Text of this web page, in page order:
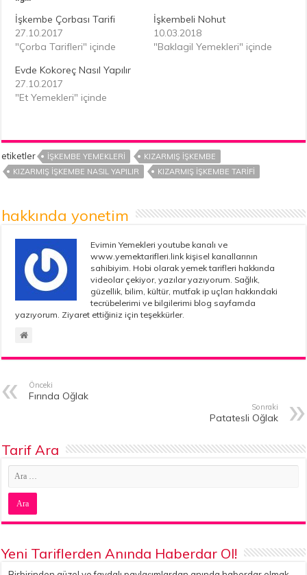
İşkembe Çorbası Tarifi
27.10.2017
"Çorba Tarifleri" içinde
İşkembeli Nohut
10.03.2018
"Baklagil Yemekleri" içinde
Evde Kokoreç Nasıl Yapılır
27.10.2017
"Et Yemekleri" içinde
etiketler IŞKEMBE YEMEKLERI
KIZARMIŞ İŞKEMBE
KIZARMIŞ İŞKEMBE NASIL YAPILIR
KIZARMIŞ İŞKEMBE TARIFI
hakkında yonetim
Evimin Yemekleri youtube kanalı ve
www.yemektarifleri.link kişisel kanallarının
sahibiyim. Hobi olarak yemek tarifleri hakkında
videolar çekiyor, yazılar yazıyorum. Sağlık,
güzellik, bilim, kültür, mutfak ip uçları hakkındaki
tecrübelerimi ve bilgilerimi blog sayfamda
yazıyorum. Ziyaret ettiğiniz için teşekkürler.
Önceki
Fırında Oğlak
Sonraki
Patatesli Oğlak
Tarif Ara
Yeni Tariflerden Anında Haberdar Ol!